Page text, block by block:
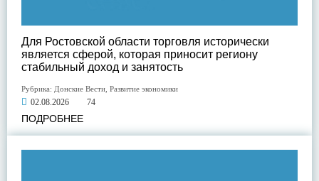
Для Ростовской области торговля исторически
является сферой, которая приносит региону
стабильный доход и занятость
Рубрика: Донские Вести Развитие экономики
02.08.2026 74
ПОДРОБНЕЕ